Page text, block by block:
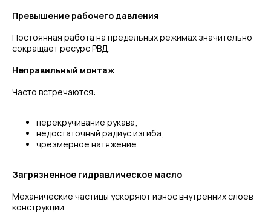
Превышение рабочего давления
Постоянная работа на предельных режимах значительно
сокращает ресурс РВД.
Неправильный монтаж
Часто встречаются:
перекручивание рукава;
недостаточный радиус изгиба;
чрезмерное натяжение.
Загрязненное гидравлическое масло
Механические частицы ускоряют износ внутренних слоев
конструкции.
МЕНЮ
Компания
ЧАСЫ РАБОТЫ
Пн - Пт, с 09:00 до 18:00
Каталог